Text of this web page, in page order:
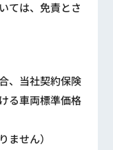
ては、免責とさ
、当社契約保険
る車両標準価格
ません）